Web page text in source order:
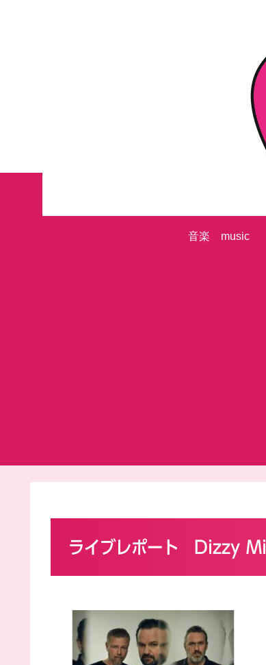
音楽 music
ライブレポート Dizzy